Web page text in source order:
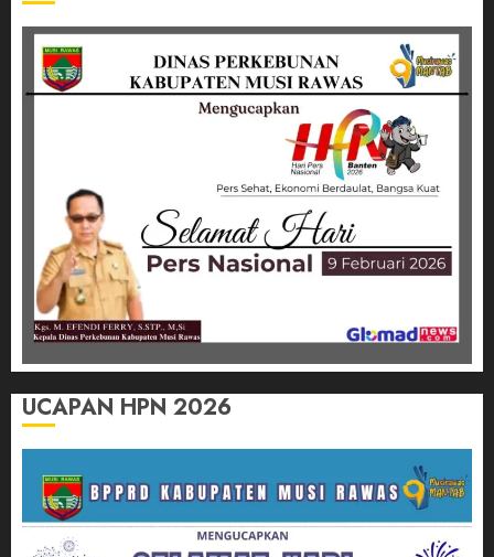
UCAPAN HPN 2026